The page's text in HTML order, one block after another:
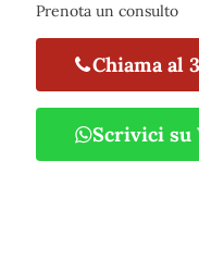
Prenota un consulto
Chiama al
Scrivici su